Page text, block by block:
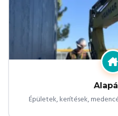
Épületek, kerítések,